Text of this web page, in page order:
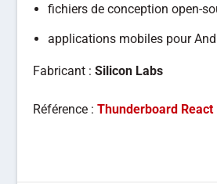
fichiers de conception open-
applications mobiles pour
Fabricant :Silicon Labs
Référence :Thunderboard React